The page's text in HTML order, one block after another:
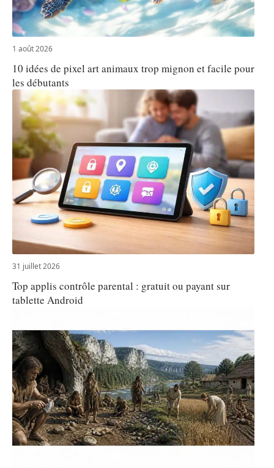
1 août 2026
10 idées de pixel art animaux trop mignon et facile pour
les débutants
31 juillet 2026
Top applis contrôle parental : gratuit ou payant sur
tablette Android